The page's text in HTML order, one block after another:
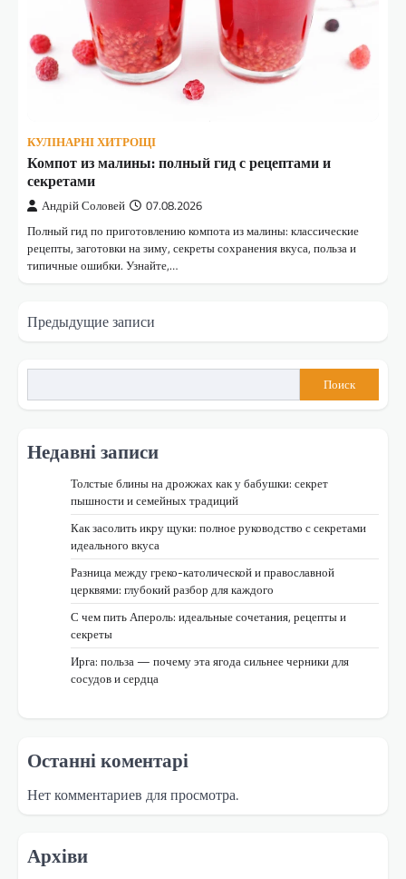
КУЛІНАРНІ ХИТРОЩІ
Компот из малины: полный гид с рецептами и
секретами
Андрій Соловей 07.08.2026
Полный гид по приготовлению компота из малины: классические
рецепты, заготовки на зиму, секреты сохранения вкуса, польза и
типичные ошибки. Узнайте,…
Навигация
по
записям
Предыдущие записи
Поиск
Недавні записи
Толстые блины на дрожжах как у бабушки: секрет
пышности и семейных традиций
Как засолить икру щуки: полное руководство с секретами
идеального вкуса
Разница между греко-католической и православной
церквями: глубокий разбор для каждого
С чем пить Апероль: идеальные сочетания, рецепты и
секреты
Ирга: польза — почему эта ягода сильнее черники для
сосудов и сердца
Останні коментарі
Нет комментариев для просмотра.
Архіви